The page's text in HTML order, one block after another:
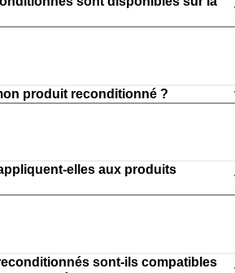
produit reconditionné ?
elles aux produits
sont-ils compatibles